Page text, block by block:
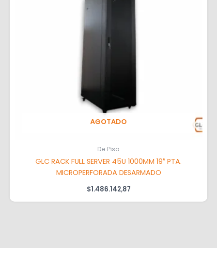
AGOTADO
De Piso
GLC RACK FULL SERVER 45U 1000MM 19″ PTA.
MICROPERFORADA DESARMADO
$1.486.142,87